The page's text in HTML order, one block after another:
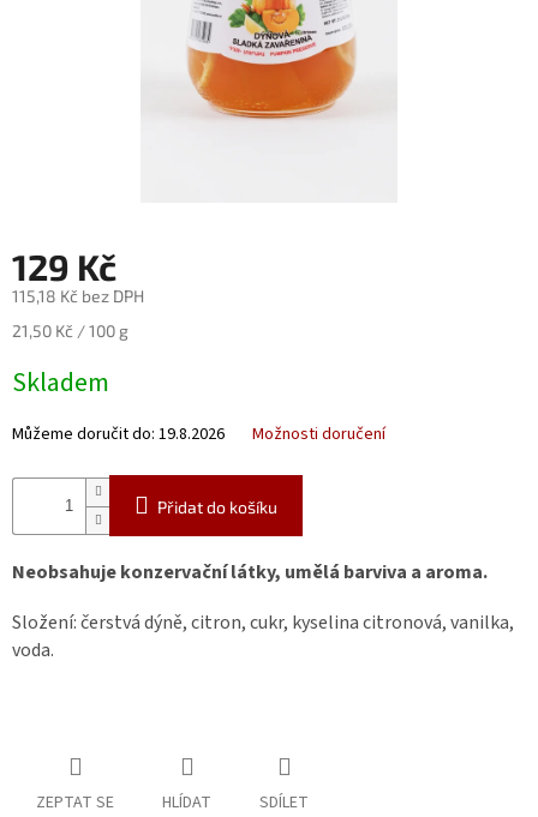
Měna
(CZK)
Přihlášení
129 Kč
115,18 Kč bez DPH
Měrná
21,50 Kč / 100 g
Skladem
Můžeme doručit do: 19.8.2026 Možnosti doručení
Přidat do košíku
Neobsahuje konzervační látky, umělá barviva a aroma.
Složení: čerstvá dýně, citron, cukr, kyselina citronová, vanilka,
voda.
ZEPTAT SE HLÍDAT SDÍLET